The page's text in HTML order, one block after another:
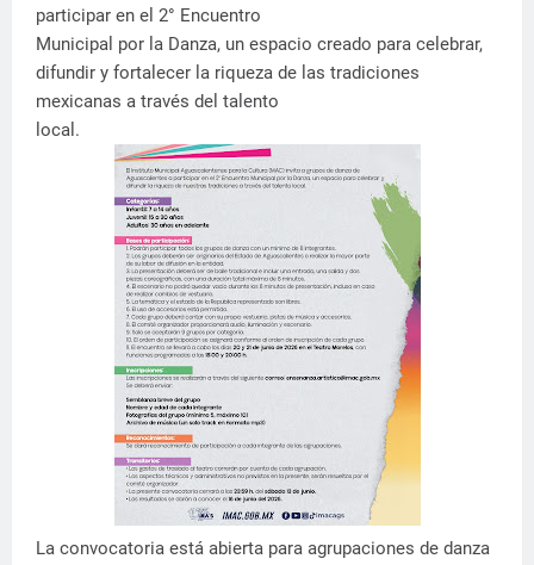
participar en el 2° Encuentro
Municipal por la Danza, un espacio creado para celebrar,
difundir y fortalecer la riqueza de las tradiciones
mexicanas a través del talento
local.
La convocatoria está abierta para agrupaciones de danza